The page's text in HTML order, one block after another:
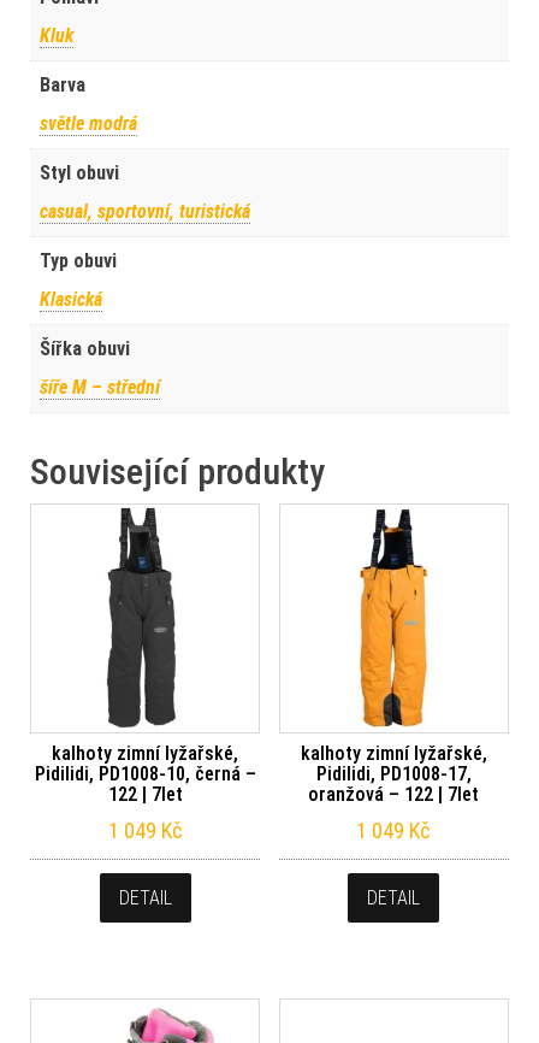
Kluk
Barva
světle modrá
Styl obuvi
casual, sportovní, turistická
Typ obuvi
Klasická
Šířka obuvi
šíře M – střední
Související produkty
kalhoty zimní lyžařské,
Pidilidi, PD1008-10, černá –
122 | 7let
1 049 Kč
DETAIL
kalhoty zimní lyžařské,
Pidilidi, PD1008-17,
oranžová – 122 | 7let
1 049 Kč
DETAIL